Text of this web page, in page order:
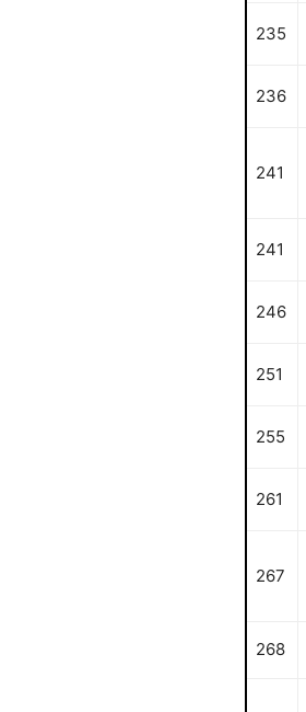
235
236
241
241
246
251
255
261
267
268